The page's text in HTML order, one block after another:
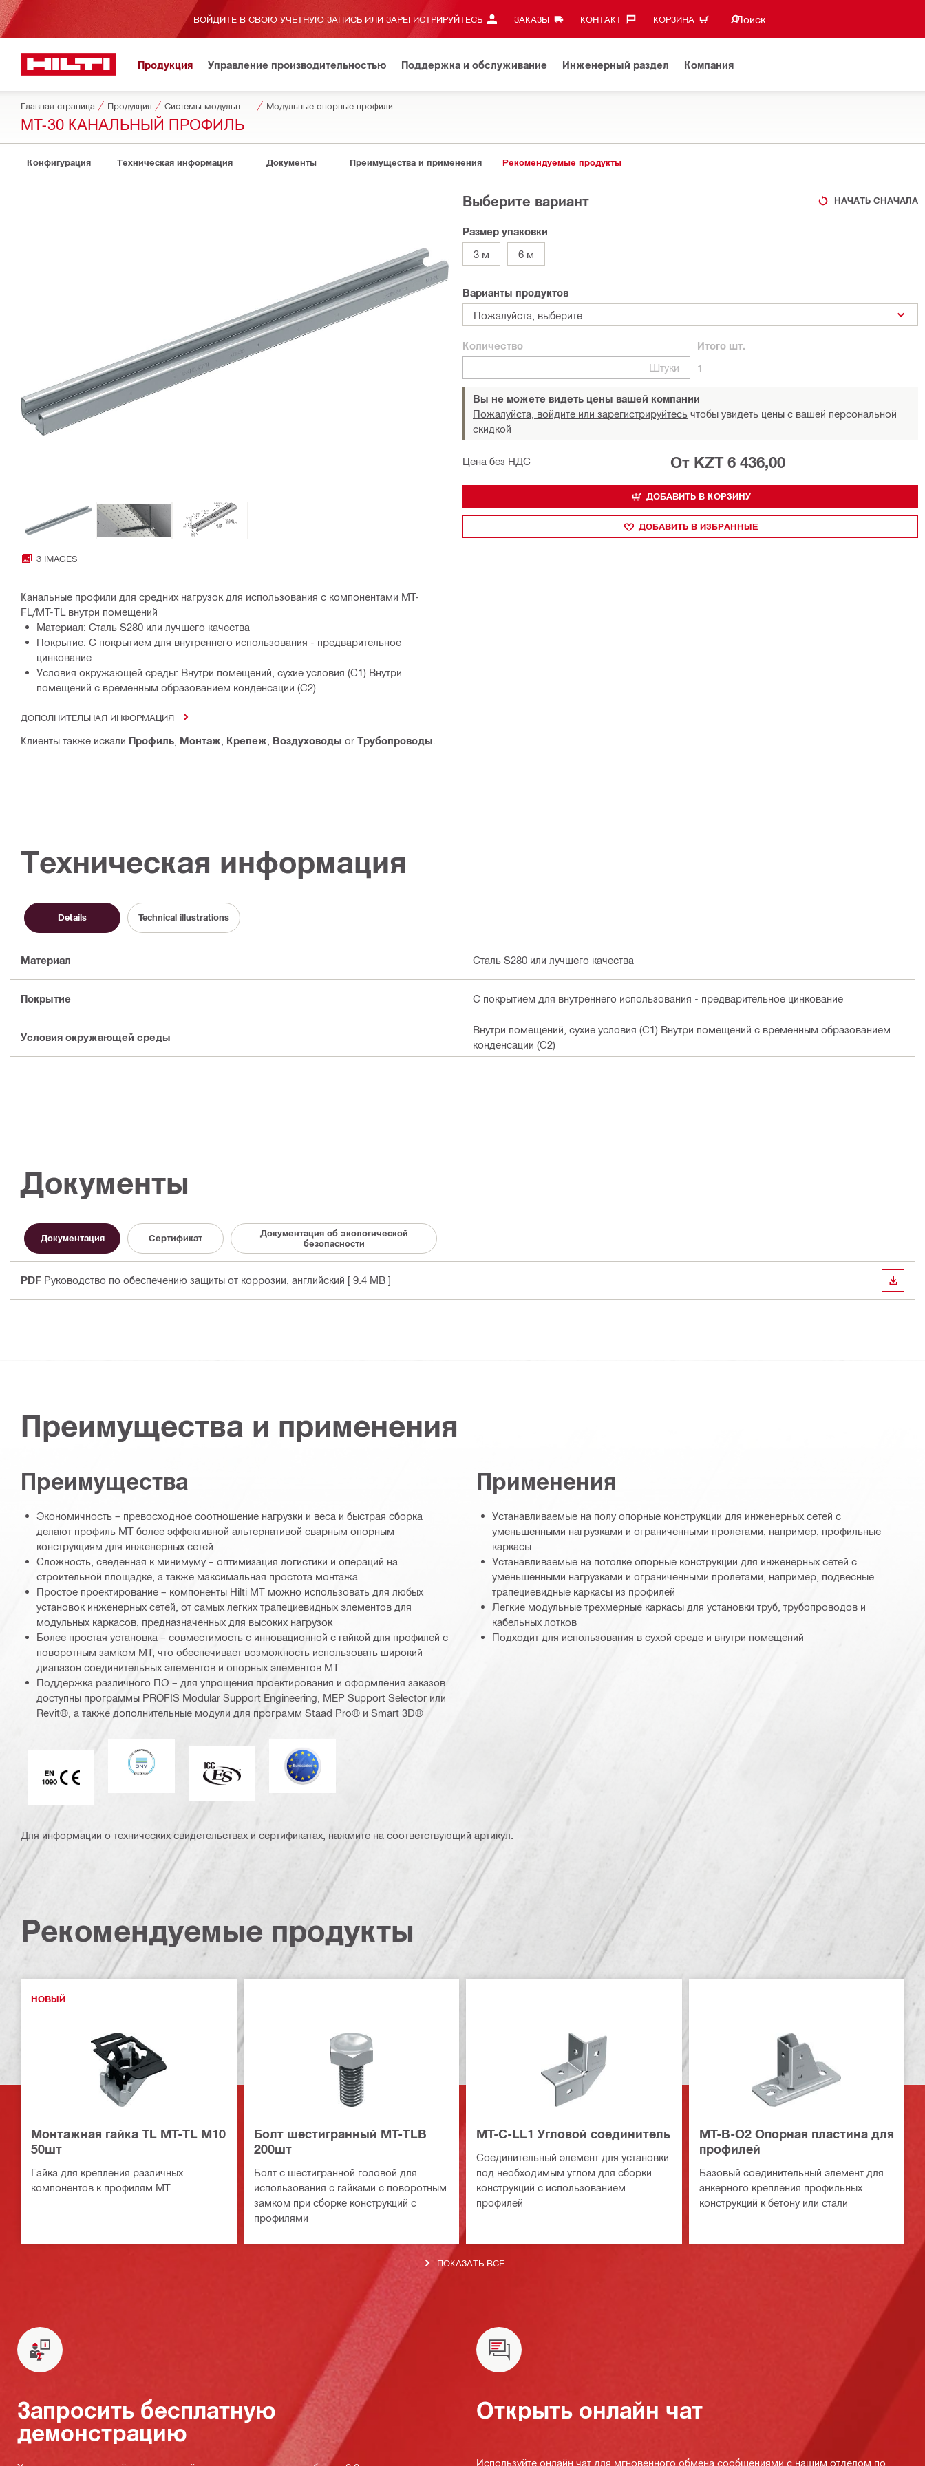
ВОЙДИТЕ В СВОЮ УЧЕТНУЮ ЗАПИСЬ ИЛИ ЗАРЕГИСТРИРУЙТЕСЬ ЗАКАЗЫ КОНТАКТ‎ КОРЗИНА Поиск
Поиск предложений
Продукция Управление производительностью Поддержка и обслуживание Инженерный раздел Компания
Главная страница Продукция Модульные опорные профили
MT-30 КАНАЛЬНЫЙ ПРОФИЛЬ
Конфигурация Техническая информация Документы Преимущества и применения Рекомендуемые продукты
3 IMAGES
Канальные профили для средних нагрузок для использования с компонентами MT-
FL/MT-TL внутри помещений
Материал: Сталь S280 или лучшего качества
Покрытие: С покрытием для внутреннего использования - предварительное
цинкование
Условия окружающей среды: Внутри помещений, сухие условия (C1) Внутри
помещений с временным образованием конденсации (C2)
ДОПОЛНИТЕЛЬНАЯ ИНФОРМАЦИЯ
Клиенты также искали Профиль Монтаж Крепеж Воздуховоды or Трубопроводы
Выберите вариант НАЧАТЬ СНАЧАЛА
Размер упаковки
3 м
6 м
Варианты продуктов
Пожалуйста, выберите
Количество
Штуки
Итого шт.
1
Вы не можете видеть цены вашей компании
Пожалуйста, войдите или зарегистрируйтесь чтобы увидеть цены с вашей персональной
скидкой
Цена без НДС От KZT 6 436,00
ДОБАВИТЬ В КОРЗИНУ
ДОБАВИТЬ В ИЗБРАННЫЕ
Техническая информация
Details Technical illustrations
Материал Сталь S280 или лучшего качества
Покрытие С покрытием для внутреннего использования - предварительное цинкование
Условия окружающей среды
Внутри помещений, сухие условия (C1) Внутри помещений с временным образованием
конденсации (C2)
Документы
Документация Сертификат
Документация об экологической
безопасности
PDF Руководство по обеспечению защиты от коррозии , английский [ 9.4 MB ]
Преимущества и применения
Преимущества
Экономичность – превосходное соотношение нагрузки и веса и быстрая сборка
делают профиль MT более эффективной альтернативой сварным опорным
конструкциям для инженерных сетей
Сложность, сведенная к минимуму – оптимизация логистики и операций на
строительной площадке, а также максимальная простота монтажа
Простое проектирование – компоненты Hilti MT можно использовать для любых
установок инженерных сетей, от самых легких трапециевидных элементов для
модульных каркасов, предназначенных для высоких нагрузок
Более простая установка – совместимость с инновационной с гайкой для профилей с
поворотным замком MT, что обеспечивает возможность использовать широкий
диапазон соединительных элементов и опорных элементов MT
Поддержка различного ПО – для упрощения проектирования и оформления заказов
доступны программы PROFIS Modular Support Engineering, MEP Support Selector или
Revit®, а также дополнительные модули для программ Staad Pro® и Smart 3D®
Отметка CE EN 1090
DNV Еврокод
Применения
Устанавливаемые на полу опорные конструкции для инженерных сетей с
уменьшенными нагрузками и ограниченными пролетами, например, профильные
каркасы
Устанавливаемые на потолке опорные конструкции для инженерных сетей с
уменьшенными нагрузками и ограниченными пролетами, например, подвесные
трапециевидные каркасы из профилей
Легкие модульные трехмерные каркасы для установки труб, трубопроводов и
кабельных лотков
Подходит для использования в сухой среде и внутри помещений
Для информации о технических свидетельствах и сертификатах, нажмите на соответствующий артикул.
Рекомендуемые продукты
НОВЫЙ
Монтажная гайка TL MT-TL M10
50шт
Гайка для крепления различных
компонентов к профилям MT
Болт шестигранный MT-TLB
200шт
Болт с шестигранной головой для
использования с гайками с поворотным
замком при сборке конструкций с
профилями
MT-C-LL1 Угловой соединитель
Соединительный элемент для установки
под необходимым углом для сборки
конструкций с использованием
профилей
MT-B-O2 Опорная пластина для
профилей
Базовый соединительный элемент для
анкерного крепления профильных
конструкций к бетону или стали
ПОКАЗАТЬ ВСЕ
Запросить бесплатную
демонстрацию
Открыть онлайн чат
Используйте онлайн чат для мгновенного обмена сообщениями с нашим отделом по